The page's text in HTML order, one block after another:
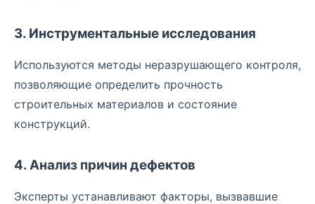
3. Инструментальные исследования
Используются методы неразрушающего контроля,
позволяющие определить прочность
строительных материалов и состояние
конструкций.
4. Анализ причин дефектов
Эксперты устанавливают факторы, вызвавшие